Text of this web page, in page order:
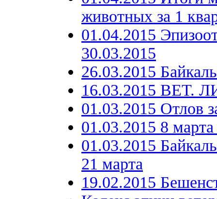
животных за 1
01.04.2015
30.03.2015
26.03.2015
16.03.2015 ВЕТ.
01.03.2015 Отлов
01.03.2015 8
01.03.2015
21 марта
19.02.2015